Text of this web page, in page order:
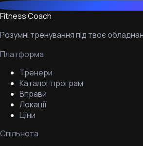
Fitness Coach
Розумні тренування під твоє
Платформа
Тренери
Каталог програм
Вправи
Локації
Ціни
Спільнота